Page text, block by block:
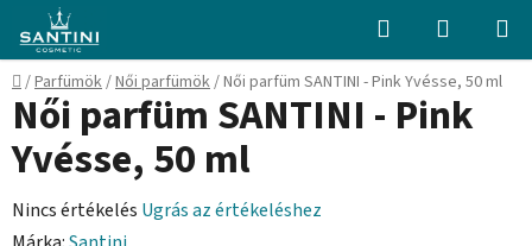
fő
tartalomhoz
Keresés KOSÁR
Kezdőlap
/Parfümök/Női parfümök/Női parfüm SANTINI - Pink Yvésse, 50 ml
Női parfüm SANTINI - Pink
Yvésse, 50 ml
A
Nincs értékelés Ugrás az értékeléshez